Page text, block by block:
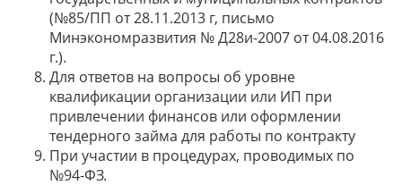
(№85/ПП от 28.11.2013 г, письмо
Минэкономразвития № Д28и-2007 от 04.08.2016
г.).
Для ответов на вопросы об уровне
квалификации организации или ИП при
привлечении финансов или оформлении
тендерного займа для работы по контракту
При участии в процедурах, проводимых по
№94-ФЗ.